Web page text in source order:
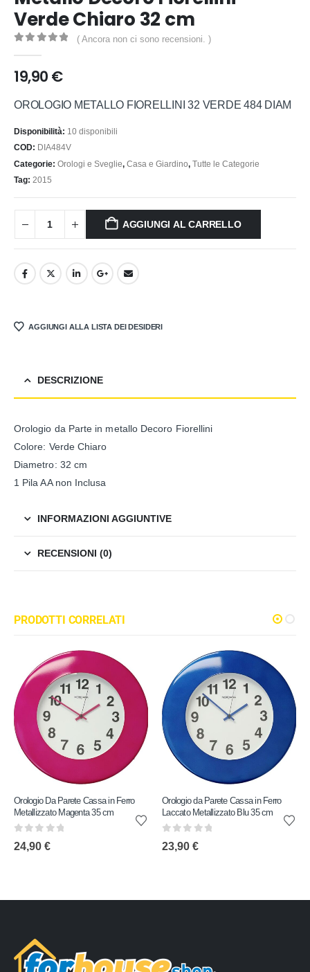
Verde Chiaro 32 cm
( Ancora non ci sono recensioni. )
19,90 €
OROLOGIO METALLO FIORELLINI 32 VERDE 484 DIAM
Disponibilità: 10 disponibili
COD: DIA484V
Categorie: Orologi e Sveglie, Casa e Giardino, Tutte le Categorie
Tag: 2015
AGGIUNGI AL CARRELLO
AGGIUNGI ALLA LISTA DEI DESIDERI
DESCRIZIONE
Orologio da Parte in metallo Decoro Fiorellini
Colore: Verde Chiaro
Diametro: 32 cm
1 Pila AA non Inclusa
INFORMAZIONI AGGIUNTIVE
RECENSIONI (0)
PRODOTTI CORRELATI
Orologio Da Parete Cassa in Ferro
Metallizzato Magenta 35 cm
0 out of 5
24,90 €
Orologio da Parete Cassa in Ferro
Laccato Metallizzato Blu 35 cm
0 out of 5
23,90 €